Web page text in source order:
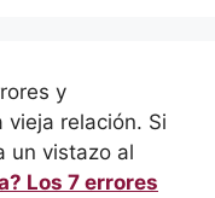
y
vieja relación. Si
un vistazo al
Los 7 errores